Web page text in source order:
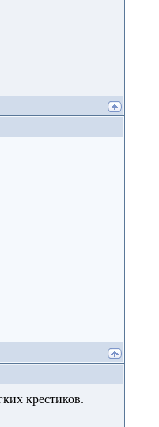
крестиков.